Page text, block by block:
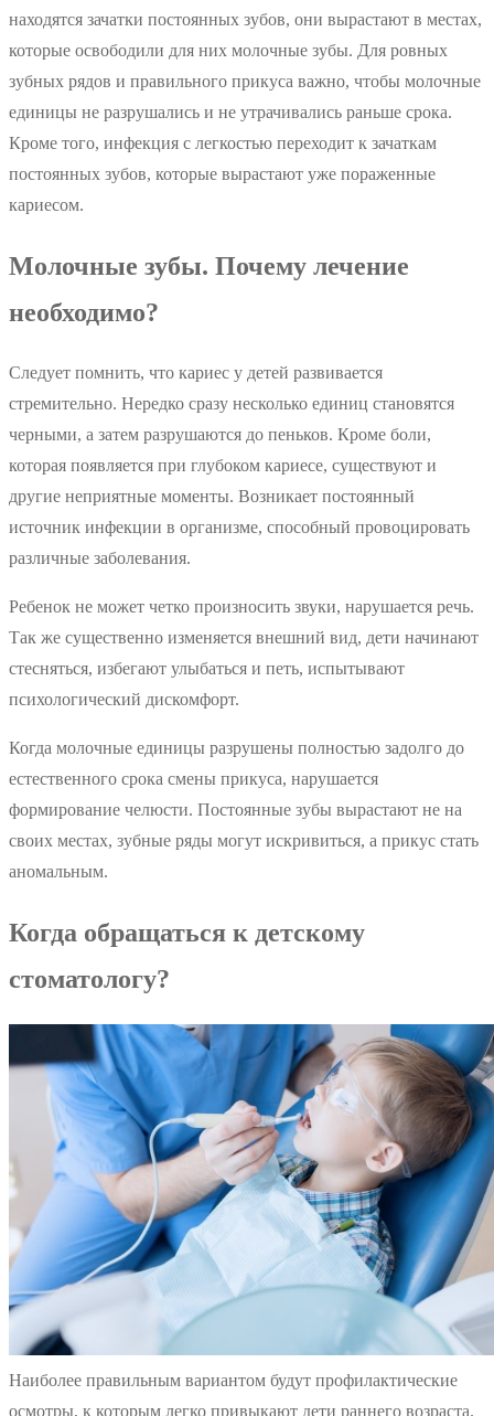
находятся зачатки постоянных зубов, они вырастают в местах,
которые освободили для них молочные зубы. Для ровных
зубных рядов и правильного прикуса важно, чтобы молочные
единицы не разрушались и не утрачивались раньше срока.
Кроме того, инфекция с легкостью переходит к зачаткам
постоянных зубов, которые вырастают уже пораженные
кариесом.
Молочные зубы. Почему лечение
необходимо?
Следует помнить, что кариес у детей развивается
стремительно. Нередко сразу несколько единиц становятся
черными, а затем разрушаются до пеньков. Кроме боли,
которая появляется при глубоком кариесе, существуют и
другие неприятные моменты. Возникает постоянный
источник инфекции в организме, способный провоцировать
различные заболевания.
Ребенок не может четко произносить звуки, нарушается речь.
Так же существенно изменяется внешний вид, дети начинают
стесняться, избегают улыбаться и петь, испытывают
психологический дискомфорт.
Когда молочные единицы разрушены полностью задолго до
естественного срока смены прикуса, нарушается
формирование челюсти. Постоянные зубы вырастают не на
своих местах, зубные ряды могут искривиться, а прикус стать
аномальным.
Когда обращаться к детскому
стоматологу?
Наиболее правильным вариантом будут профилактические
осмотры, к которым легко привыкают дети раннего возраста.